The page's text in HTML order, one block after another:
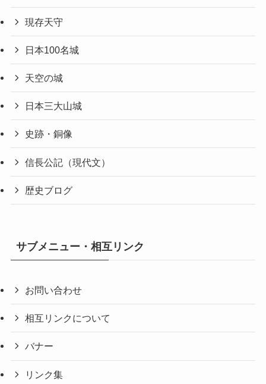
現存天守
日本100名城
天空の城
日本三大山城
史跡・銅像
信長公記（現代文）
歴史ブログ
サブメニュー・相互リンク
お問い合わせ
相互リンクについて
バナー
リンク集